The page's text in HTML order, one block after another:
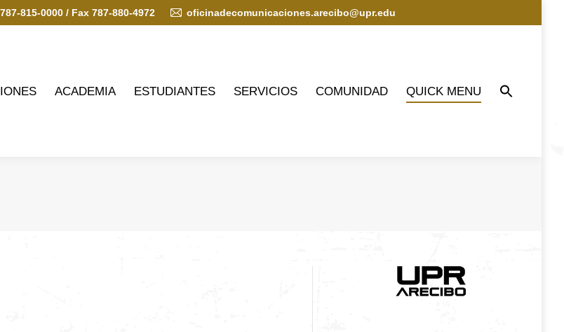
787-815-0000 / Fax 787-880-4972 oficinadecomunicaciones.arecibo@upr.edu
ACADEMIA ESTUDIANTES SERVICIOS COMUNIDAD QUICK MENU
ESTUDIANTES COMUNIDAD